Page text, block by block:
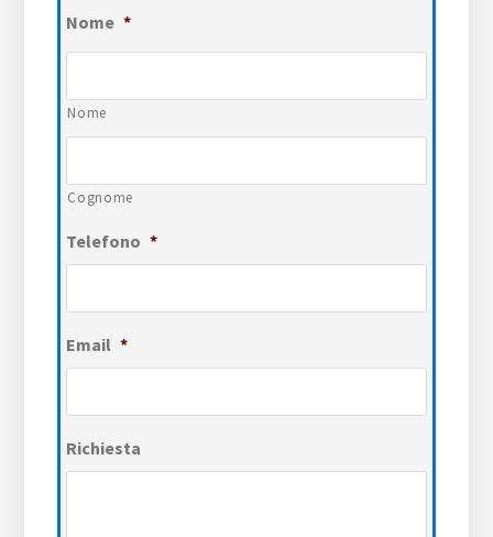
Nome *
Nome
Cognome
Telefono *
Email *
Richiesta